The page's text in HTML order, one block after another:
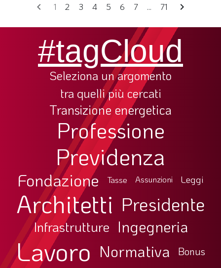
chevron_left 1 2 3 4 5 6 7 ... 71 chevron_right
#tagCloud
Seleziona un argomento
tra quelli più cercati
Transizione energetica
Professione
Previdenza
Fondazione Tasse Assunzioni Leggi
Architetti Presidente
Infrastrutture Ingegneria
Lavoro Normativa Bonus